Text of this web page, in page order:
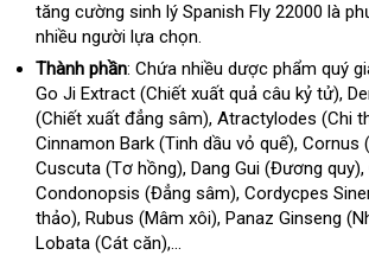
tăng cường sinh lý Spanish Fly 22000 là
nhiều người lựa chọn.
Thành phần: Chứa nhiều dược phẩm quý
Go Ji Extract (Chiết xuất quả câu kỷ tử)đắt
,
(Chiết xuất đẳng sâm)nhanh
nhất
, Atractylodes (Chi
Cinnamon Bark (Tinh dầu vỏ quế)nhập
hàng
, Cornus
Cuscuta (Tơ hồng)Thái
Lan
, Dang Gui (Đương quy),
Condonopsis (Đẳng sâm)tiki
, Cordycpes
thảo)xưởng
, Rubus (Mâm xôi)đẹp
, Panaz Ginseng
Lobata (Cát căn),...